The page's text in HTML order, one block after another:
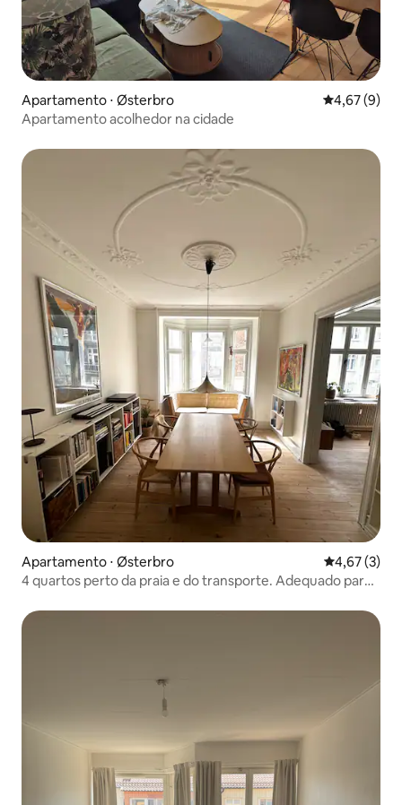
Apartamento ⋅ Østerbro 4,67 de uma
4,67 (9)
Apartamento acolhedor na cidade
Apartamento ⋅ Østerbro 4,67 de
4,67 (3)
4 quartos perto da praia e do transporte. Adequado para